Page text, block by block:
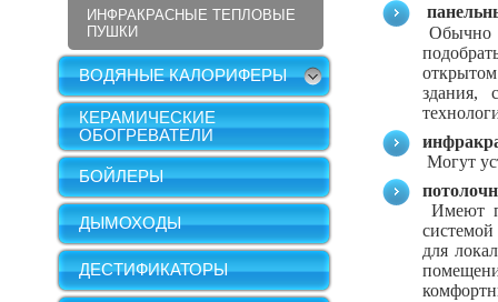
ИНФРАКРАСНЫЕ ТЕПЛОВЫЕ
ПУШКИ
ВОДЯНЫЕ КАЛОРИФЕРЫ
КЕРАМИЧЕСКИЕ
ОБОГРЕВАТЕЛИ
БОЙЛЕРЫ
ДЫМОХОДЫ
ДЕСТИФИКАТОРЫ
Обычно
здания,
Могут
Имеют
для